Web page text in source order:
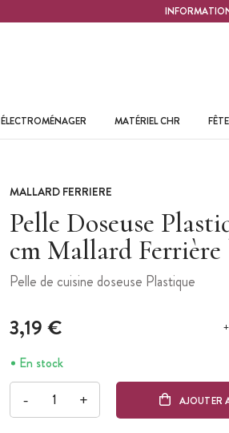
ÉLECTROMÉNAGER MATÉRIEL CHR
MALLARD FERRIERE
Pelle Doseuse
cm Mallard Ferrière
Pelle de cuisine doseuse Plastique
3,19 €
En stock
- + AJOUTER